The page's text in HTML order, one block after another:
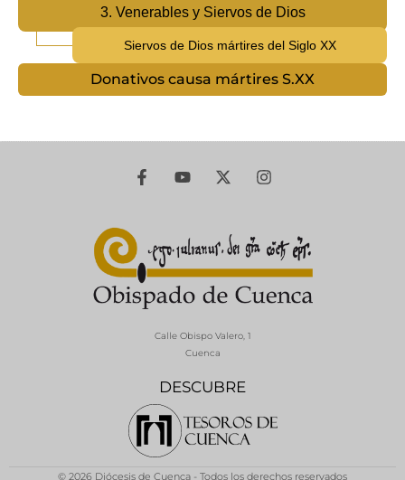
3. Venerables y Siervos de Dios
Siervos de Dios mártires del Siglo XX
Donativos causa mártires S.XX
DESCUBRE
Calle Obispo Valero, 1
Cuenca
© 2026 Diócesis de Cuenca - Todos los derechos reservados